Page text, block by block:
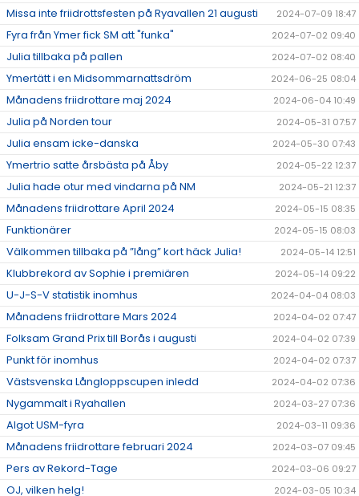
Missa inte friidrottsfesten på Ryavallen 21 augusti 2024-07-09 18:47
Fyra från Ymer fick SM att "funka" 2024-07-02 09:40
Julia tillbaka på pallen 2024-07-02 08:40
Ymertätt i en Midsommarnattsdröm 2024-06-25 08:04
Månadens friidrottare maj 2024 2024-06-04 10:49
Julia på Norden tour 2024-05-31 07:57
Julia ensam icke-danska 2024-05-30 07:43
Ymertrio satte årsbästa på Åby 2024-05-22 12:37
Julia hade otur med vindarna på NM 2024-05-21 12:37
Månadens friidrottare April 2024 2024-05-15 08:35
Funktionärer 2024-05-15 08:03
Välkommen tillbaka på ”lång” kort häck Julia! 2024-05-14 12:51
Klubbrekord av Sophie i premiären 2024-05-14 09:22
U-J-S-V statistik inomhus 2024-04-04 08:03
Månadens friidrottare Mars 2024 2024-04-02 07:47
Folksam Grand Prix till Borås i augusti 2024-04-02 07:39
Punkt för inomhus 2024-04-02 07:37
Västsvenska Långloppscupen inledd 2024-04-02 07:36
Nygammalt i Ryahallen 2024-03-27 07:36
Algot USM-fyra 2024-03-11 09:36
Månadens friidrottare februari 2024 2024-03-07 09:45
Pers av Rekord-Tage 2024-03-06 09:27
OJ, vilken helg! 2024-03-05 10:34